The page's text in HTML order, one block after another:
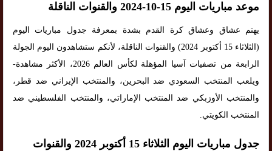
موعد مباريات اليوم 15-10-2024 والقنوات الناقلة
يهتم عشاق وعشاق كرة القدم بشدة بمعرفة جدول مباريات اليوم
(الثلاثاء 15 أكتوبر 2024) والقنوات الناقلة، لأنكم ستشاهدون اليوم الجولة
الرابعة من تصفيات آسيا المؤهلة لكأس العالم 2026، الأكثر مشاهدة-
ويلعب المنتخب السعودي ضد البحرين، والمنتخب الإيراني ضد قطر،
والمنتخب الأوزبكي ضد المنتخب الإماراتي، والمنتخب الفلسطيني ضد
المنتخب الكويتي.
جدول مباريات اليوم الثلاثاء 15 أكتوبر 2024 والقنوات